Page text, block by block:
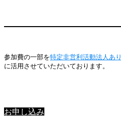
参加費の一部を特定非営利活動法人あ
に活用させていただいております。
お申し込み